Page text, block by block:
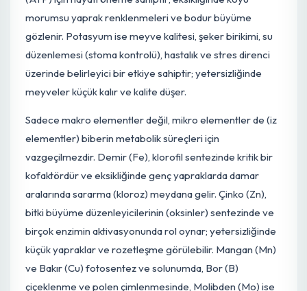
rejimi, hem vejetatif büyümeyi hem de generatif
optimize eder. Makro besin elementleri olan Azot (N),
Fosfor (P) ve Potasyum (K) temel yapı taşlarıdır. Azot,
bitkinin yeşil aksamının gelişimi ve fotosentez için
yapraklar sararır, fazlasında ise aşırı vejetatif büyüme
olurken çiçeklenme ve meyve tutumu olumsuz
etkilenebilir. Fosfor, özellikle erken dönemde kök
gelişimi, çiçeklenme, meyve tutumu ve enerji transferi
(ATP) için hayati öneme sahiptir; eksikliğinde koyu
morumsu yaprak renklenmeleri ve bodur büyüme
gözlenir. Potasyum ise meyve kalitesi, şeker birikimi, su
düzenlemesi (stoma kontrolü), hastalık ve stres direnci